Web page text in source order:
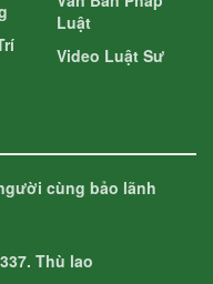
Luật
Video Luật Sư
cùng bảo lãnh
Thù lao